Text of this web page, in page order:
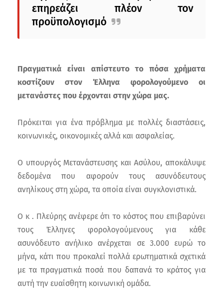
επηρεάζει πλέον τον
προϋπολογισμό
Πραγματικά είναι απίστευτο το πόσα χρήματα
κοστίζουν στον Έλληνα φορολογούμενο οι
μετανάστες που έρχονται στην χώρα μας.
Πρόκειται για ένα πρόβλημα με πολλές διαστάσεις,
κοινωνικές, οικονομικές αλλά και ασφαλείας.
Ο υπουργός Μετανάστευσης και Ασύλου, αποκάλυψε
δεδομένα που αφορούν τους ασυνόδευτους
ανηλίκους στη χώρα, τα οποία είναι συγκλονιστικά.
Ο κ . Πλεύρης ανέφερε ότι το κόστος που επιβαρύνει
τους Έλληνες φορολογούμενους για κάθε
ασυνόδευτο ανήλικο ανέρχεται σε 3.000 ευρώ το
μήνα, κάτι που προκαλεί πολλά ερωτηματικά σχετικά
με τα πραγματικά ποσά που δαπανά το κράτος για
αυτή την ευαίσθητη κοινωνική ομάδα.